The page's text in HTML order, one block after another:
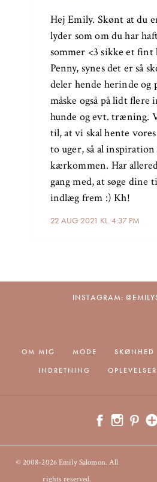
22 AUG 2021 KL. 4:37 PM
Hej Emily. Skønt at du
lyder som om du har
sommer <3 sikke et fint
Penny, synes det er så
deler hende herinde og
måske også på lidt flere
hunde og evt. træning.
til, at vi skal hente
to uger, så al
kærkommen. Har
gang med, at søge dine
indlæg frem :) Kh!
INSTAGRAM:
OM MIG MODE SKØNHED
INDRETNING
OPLEVELSER
© 2008-2026 Emily Salomon. All
rights reserved.